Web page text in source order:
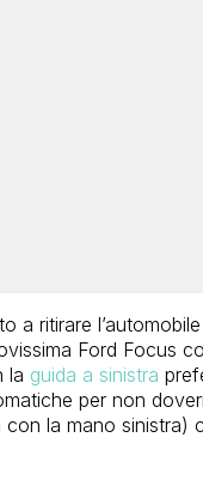
a ritirare
Ford Focus
la guida a sinistra
per non
con la mano sinistra)